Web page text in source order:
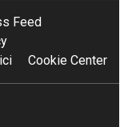
Feed
Cookie Center